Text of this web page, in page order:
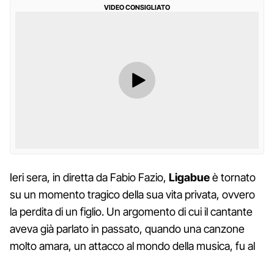
VIDEO CONSIGLIATO
Ieri sera, in diretta da Fabio Fazio, Ligabueè tornato
su un momento tragico della sua vita privata, ovvero
la perdita di un figlio. Un argomento di cui il cantante
aveva già parlato in passato, quando una canzone
molto amara, un attacco al mondo della musica, fu al